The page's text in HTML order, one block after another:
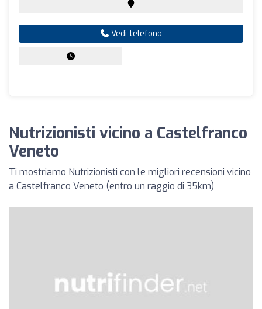
Vedi telefono
Nutrizionisti vicino a Castelfranco
Veneto
Ti mostriamo Nutrizionisti con le migliori recensioni vicino
a Castelfranco Veneto (entro un raggio di 35km)